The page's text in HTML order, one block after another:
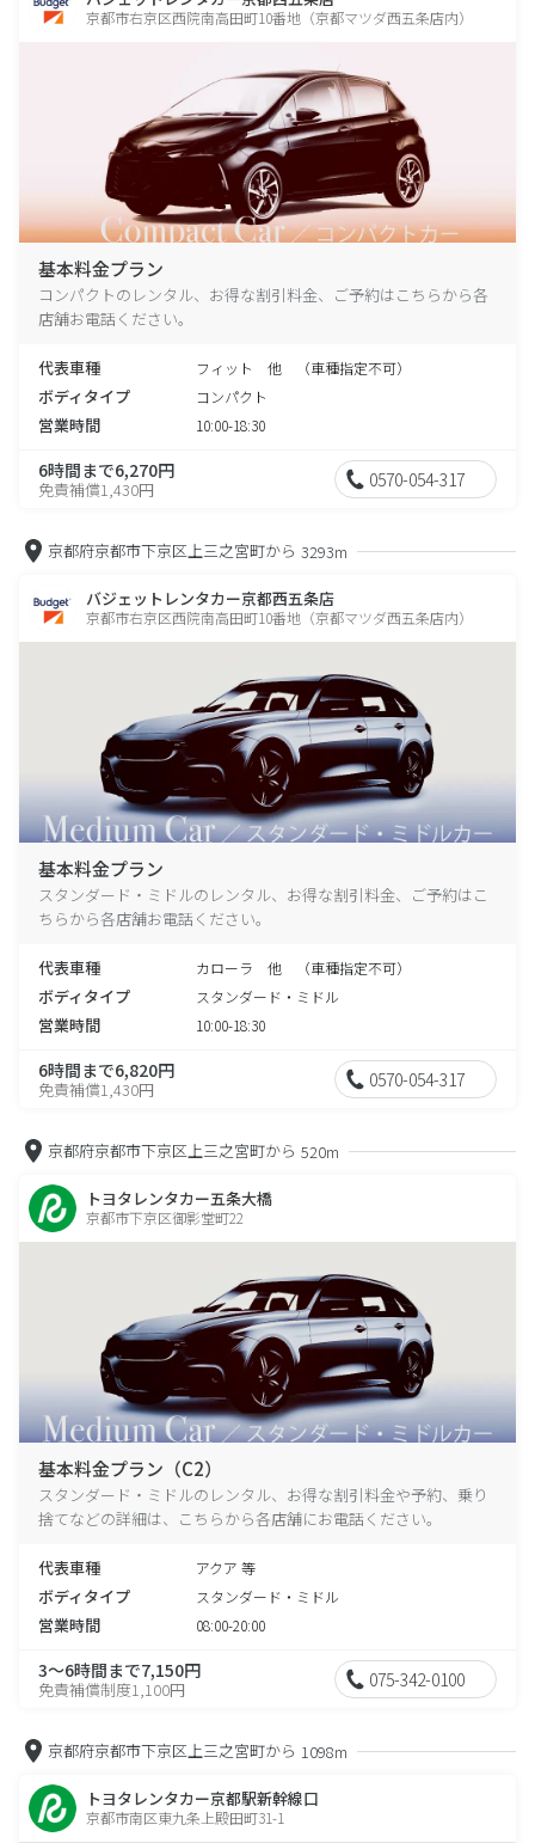
京都市右京区西院南高田町10番地（京都マツダ西五条店内）
基本料金プラン
コンパクトのレンタル、お得な割引料金、ご予約はこちらから各
店舗お電話ください。
代表車種 フィット 他 （車種指定不可）
ボディタイプ コンパクト
営業時間 10:00-18:30
6時間まで6,270円
免責補償1,430円 0570-054-317
京都府京都市下京区上三之宮町から 3293m
バジェットレンタカー京都西五条店
京都市右京区西院南高田町10番地（京都マツダ西五条店内）
基本料金プラン
スタンダード・ミドルのレンタル、お得な割引料金、ご予約はこ
ちらから各店舗お電話ください。
代表車種 カローラ 他 （車種指定不可）
ボディタイプ スタンダード・ミドル
営業時間 10:00-18:30
6時間まで6,820円
免責補償1,430円 0570-054-317
京都府京都市下京区上三之宮町から 520m
トヨタレンタカー五条大橋
京都市下京区御影堂町22
基本料金プラン（C2）
スタンダード・ミドルのレンタル、お得な割引料金や予約、乗り
捨てなどの詳細は、こちらから各店舗にお電話ください。
代表車種 アクア 等
ボディタイプ スタンダード・ミドル
営業時間 08:00-20:00
3～6時間まで7,150円
免責補償制度1,100円 075-342-0100
京都府京都市下京区上三之宮町から 1098m
トヨタレンタカー京都駅新幹線口
京都市南区東九条上殿田町31-1